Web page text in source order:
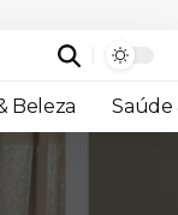
Beleza Saúde